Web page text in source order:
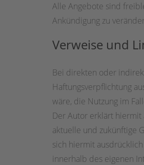
Alle Angebote sind
Ankündigung zu
Verweise und
Bei direkten oder
Haftungsverpflichtung
wäre, die Nutzung im
Der Autor erklärt
aktuelle und zukünftige
sich hiermit
innerhalb des eigenen